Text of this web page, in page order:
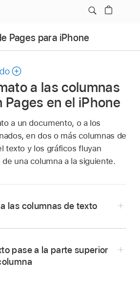
Pages para iPhone
a las columnas
Pages en el iPhone
a un documento, o a los
en dos o más columnas de
texto y los gráficos fluyan
una columna a la siguiente.
las columnas de texto
específicos:selecciona los
quieres modificar, o bien toca
pase a la parte superior